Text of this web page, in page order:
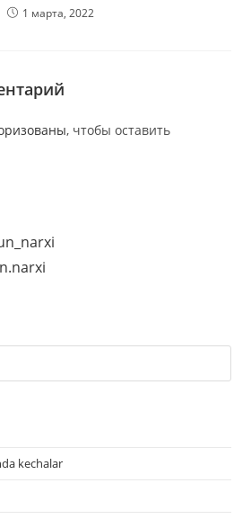
1 марта, 2022
, чтобы оставить
kechalar